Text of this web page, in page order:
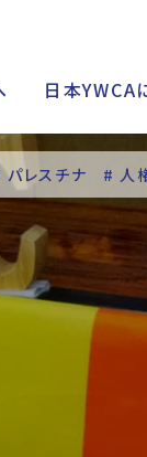
日本YWCA
パレスチナ # 人